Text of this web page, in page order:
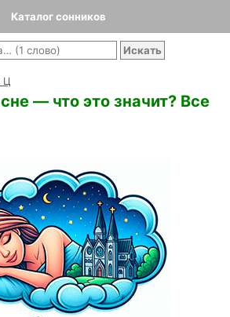
Каталог сонников
Ц
— что это значит? Все